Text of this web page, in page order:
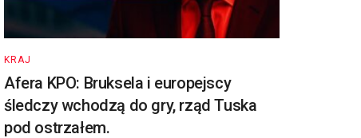
KRAJ
Afera KPO: Bruksela i europejscy
śledczy wchodzą do gry, rząd Tuska
pod ostrzałem.